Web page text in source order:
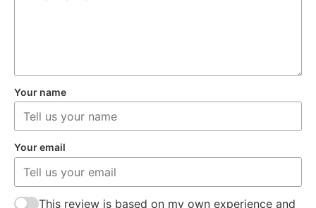
Your name
Your email
This review is based on my own experience and